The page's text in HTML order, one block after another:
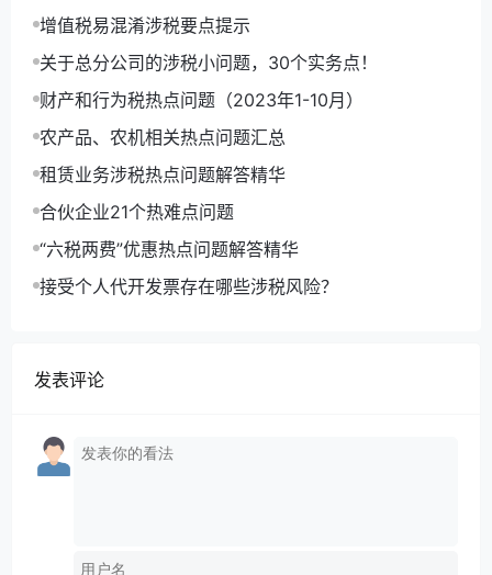
费用全额扣除。一、企业实际发生的与取得收入
有关的、合理的支出，包括成本、费用、税金、
损失和其他支出，准予在计算应纳税所得额时扣
的支出。合理的支出，是指符合生产经营活动常
规，应当计入当期损益或者有关资产成本的必要
和正常的支出。
感谢您的咨询！上述回复仅供参考，若您对此仍
有疑问，请联系江西税务12366或主管税务机
关。
增值税易混淆涉税要点提示
关于总分公司的涉税小问题，30个实务点！
财产和行为税热点问题（2023年1-10月）
农产品、农机相关热点问题汇总
租赁业务涉税热点问题解答精华
合伙企业21个热难点问题
“六税两费”优惠热点问题解答精华
接受个人代开发票存在哪些涉税风险？
发表评论